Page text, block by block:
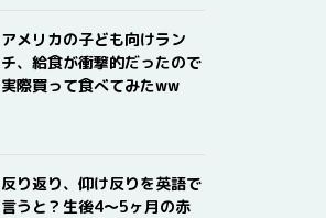
アメリカの子ども向けラン
チ、給食が衝撃的だったので
実際買って食べてみたww
反り返り、仰け反りを英語で
言うと？生後4〜5ヶ月の赤